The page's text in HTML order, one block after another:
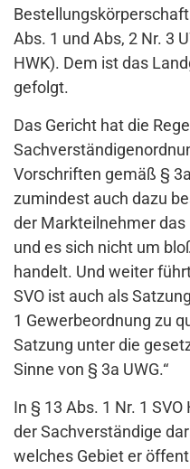
Abs. 1 und Abs, 2 Nr. 3
HWK). Dem ist das
gefolgt.
Das Gericht hat die
Vorschriften gemäß §
zumindest auch dazu
der Markteilnehmer
und es sich nicht um
handelt. Und weiter
SVO ist auch als
1 Gewerbeordnung zu
Satzung unter die
Sinne von § 3a UWG.“
In § 13 Abs. 1 Nr. 1
der Sachverständige
welches Gebiet er